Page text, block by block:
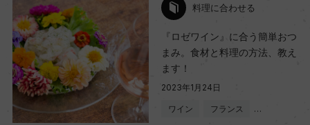
料理に合わせる
『ロゼワイン』に合う簡単おつ
まみ。食材と料理の方法、教え
ます！
2023年1月24日
ワイン フランス …